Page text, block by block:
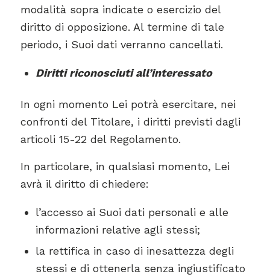
modalità sopra indicate o esercizio del
diritto di opposizione. Al termine di tale
periodo, i Suoi dati verranno cancellati.
Diritti riconosciuti all’interessato
In ogni momento Lei potrà esercitare, nei
confronti del Titolare, i diritti previsti dagli
articoli 15-22 del Regolamento.
In particolare, in qualsiasi momento, Lei
avrà il diritto di chiedere:
l’accesso ai Suoi dati personali e alle
informazioni relative agli stessi;
la rettifica in caso di inesattezza degli
stessi e di ottenerla senza ingiustificato